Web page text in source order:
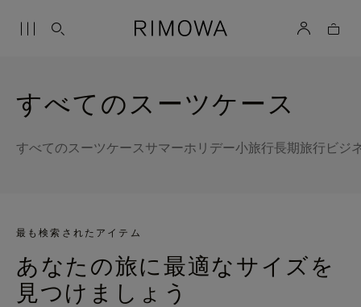
すべてのスーツケース
すべてのスーツケースサマーホリデー小旅行長期旅行ビジ
最も検索されたアイテム
あなたの旅に最適なサイズを
見つけましょう